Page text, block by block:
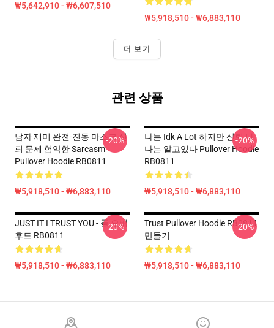
₩5,642,910 - ₩6,607,510
₩5,918,510 - ₩6,883,110
더 보기
관련 상품
남자 재미 완전-진동 마스크 신
뢰 문제 험악한 Sarcasm
Pullover Hoodie RB0811
₩5,918,510 - ₩6,883,110
-20%
나는 Idk A Lot 하지만 신뢰 나
나는 알고있다 Pullover Hoodie
RB0811
₩5,918,510 - ₩6,883,110
-20%
JUST IT I TRUST YOU - 풀 오버
후드 RB0811
₩5,918,510 - ₩6,883,110
-20%
Trust Pullover Hoodie RB0811
만들기
₩5,918,510 - ₩6,883,110
-20%